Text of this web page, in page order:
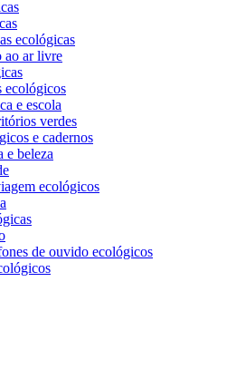
ecológicas
ao ar livre
ecológicos
e escola
verdes
e cadernos
e beleza
ecológicos
de ouvido ecológicos